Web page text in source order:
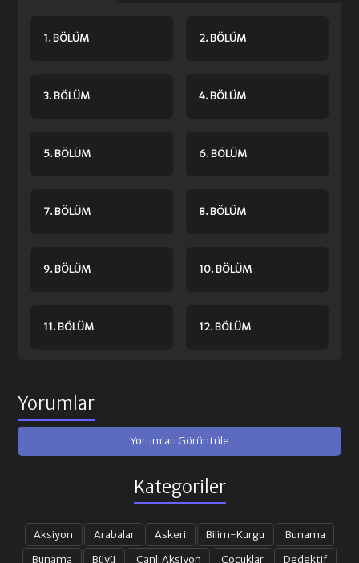
1. BÖLÜM 2. BÖLÜM
3. BÖLÜM 4. BÖLÜM
5. BÖLÜM 6. BÖLÜM
7. BÖLÜM 8. BÖLÜM
9. BÖLÜM 10. BÖLÜM
11. BÖLÜM 12. BÖLÜM
16. BÖLÜM
18. BÖLÜM
19. BÖLÜM 20. BÖLÜM
Yorumlar
Yorumları Görüntüle
Kategoriler
Aksiyon Arabalar Askeri Bilim-Kurgu
Bunama
Bunama
Büyü Canlı Aksiyon Çocuklar Dedektif